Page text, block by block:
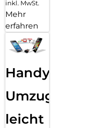
inkl. MwSt.
Mehr
erfahren
Handy
Umzug
leicht